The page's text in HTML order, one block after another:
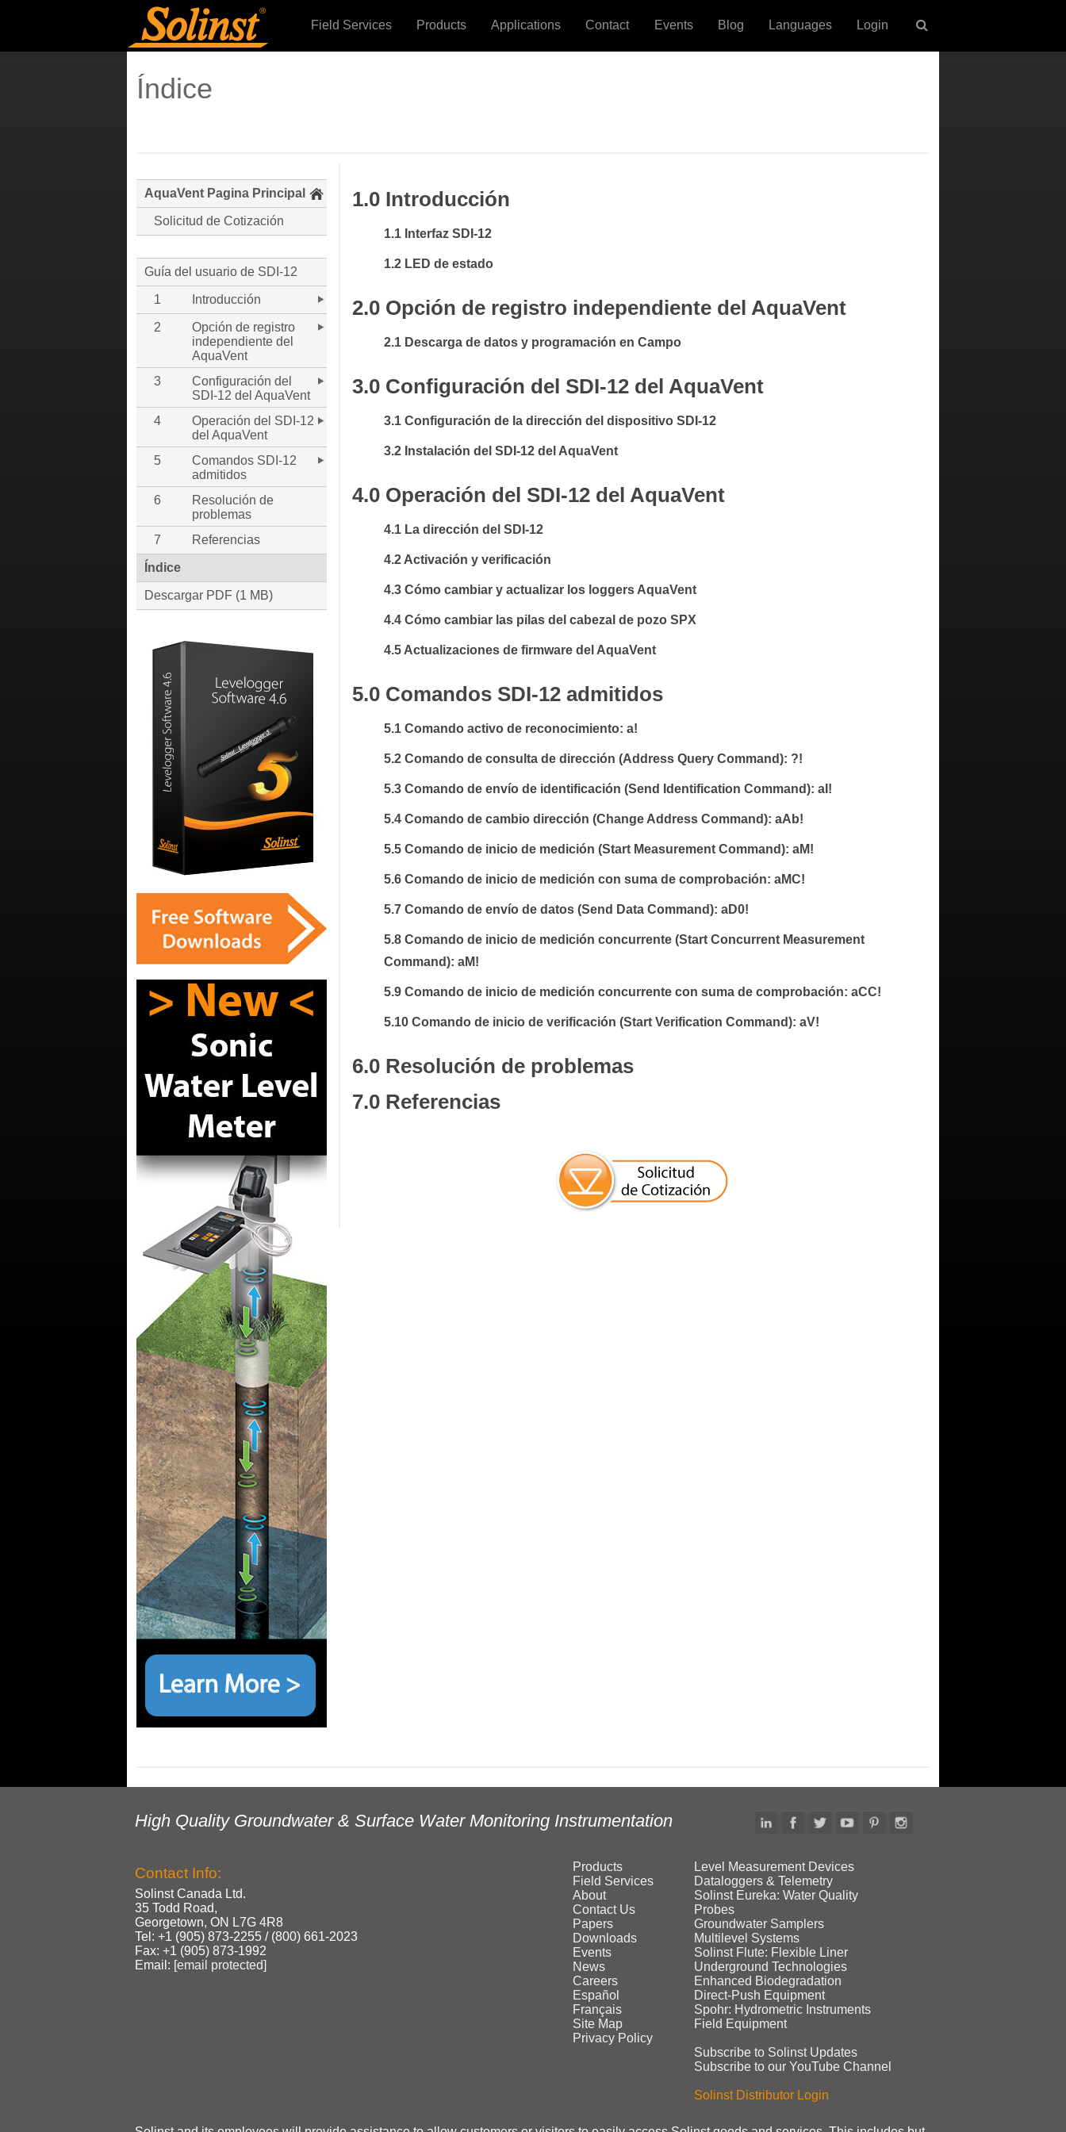
Field Services Products Applications Contact Events Blog Languages Login
Índice
1.0 Introducción
1.1 Interfaz SDI-12
1.2 LED de estado
2.0 Opción de registro independiente del AquaVent
2.1 Descarga de datos y programación en Campo
3.0 Configuración del SDI-12 del AquaVent
3.1 Configuración de la dirección del dispositivo SDI-12
3.2 Instalación del SDI-12 del AquaVent
4.0 Operación del SDI-12 del AquaVent
4.1 La dirección del SDI-12
4.2 Activación y verificación
4.3 Cómo cambiar y actualizar los loggers AquaVent
4.4 Cómo cambiar las pilas del cabezal de pozo SPX
4.5 Actualizaciones de firmware del AquaVent
5.0 Comandos SDI-12 admitidos
5.1 Comando activo de reconocimiento: a!
5.2 Comando de consulta de dirección (Address Query Command): ?!
5.3 Comando de envío de identificación (Send Identification Command): aI!
5.4 Comando de cambio dirección (Change Address Command): aAb!
5.5 Comando de inicio de medición (Start Measurement Command): aM!
5.6 Comando de inicio de medición con suma de comprobación: aMC!
5.7 Comando de envío de datos (Send Data Command): aD0!
5.8 Comando de inicio de medición concurrente (Start Concurrent Measurement
Command): aM!
5.9 Comando de inicio de medición concurrente con suma de comprobación: aCC!
5.10 Comando de inicio de verificación (Start Verification Command): aV!
6.0 Resolución de problemas
7.0 Referencias
AquaVent Pagina Principal
Solicitud de Cotización
Guía del usuario de SDI-12
1 Introducción
2
Opción de registro
independiente del
AquaVent
3
Configuración del
SDI-12 del AquaVent
4
Operación del SDI-12
del AquaVent
5
Comandos SDI-12
admitidos
6
Resolución de
problemas
7
Referencias
Índice
Descargar PDF (1 MB)
High Quality Groundwater & Surface Water Monitoring Instrumentation
Contact Info:
Solinst Canada Ltd.
35 Todd Road,
Georgetown, ON L7G 4R8
Tel: +1 (905) 873‑2255 / (800) 661‑2023
Fax: +1 (905) 873‑1992
Email: [email protected]
Products
Field Services
About
Contact Us
Papers
Downloads
Events
News
Careers
Español
Français
Site Map
Privacy Policy
Level Measurement Devices
Dataloggers & Telemetry
Solinst Eureka: Water Quality
Probes
Groundwater Samplers
Multilevel Systems
Solinst Flute: Flexible Liner
Underground Technologies
Enhanced Biodegradation
Direct‑Push Equipment
Spohr: Hydrometric Instruments
Field Equipment
Subscribe to Solinst Updates
Subscribe to our YouTube Channel
Solinst Distributor Login